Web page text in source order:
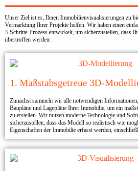
Unser Ziel ist es, Ihnen Immobilienvisualisierungen zu
Vermarktung Ihrer Projekte helfen. Wir haben einen
3-Schritte-Prozess entwickelt, um sicherzustellen, dass
übertroffen werden:
1. Maßstabsgetreue 3D-
Zunächst sammeln wir alle notwendigen
Baupläne und Lagepläne Ihrer Immobilie, um ein
zu erstellen. Wir nutzen moderne Technologie und
sicherzustellen, dass das Modell so realistisch wie
Eigenschaften der Immobilie erfasst werden,